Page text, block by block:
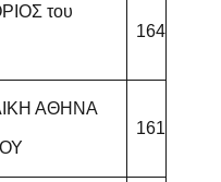
του
164
ΑΘΗΝΑ
161